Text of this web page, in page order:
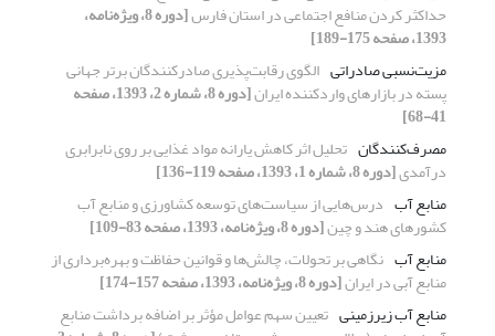
حداکثر کردن منافع اجتماعی در استان فارس [دوره 8، ویژه‌نامه،
1393، صفحه 175-189]
مزیت‌نسبی صادراتی الگوی رقابت‌پذیری صادرکنندگان برتر جهانی
پسته در بازارهای واردکننده ایران [دوره 8، شماره 2، 1393، صفحه
41-68]
مصرف‌کنندگان تحلیل اثر کاهش یارانه مواد غذایی بر روی نابرابری
درآمدی[دوره 8، شماره 1، 1393، صفحه 119-136]
منابع آب درس‌هایی از سیاست‌های توسعه کشاورزی و منابع آب
کشورهای هند و چین[دوره 8، ویژه‌نامه، 1393، صفحه 83-109]
منابع آب نگاهی بر تحولات، چالش‌ها و قوانین حفاظت و بهره‌برداری از
منابع آبی در ایران[دوره 8، ویژه‌نامه، 1393، صفحه 157-174]
منابع آب زیرزمینی تعیین سهم عوامل مؤثر بر اضافه برداشت منابع